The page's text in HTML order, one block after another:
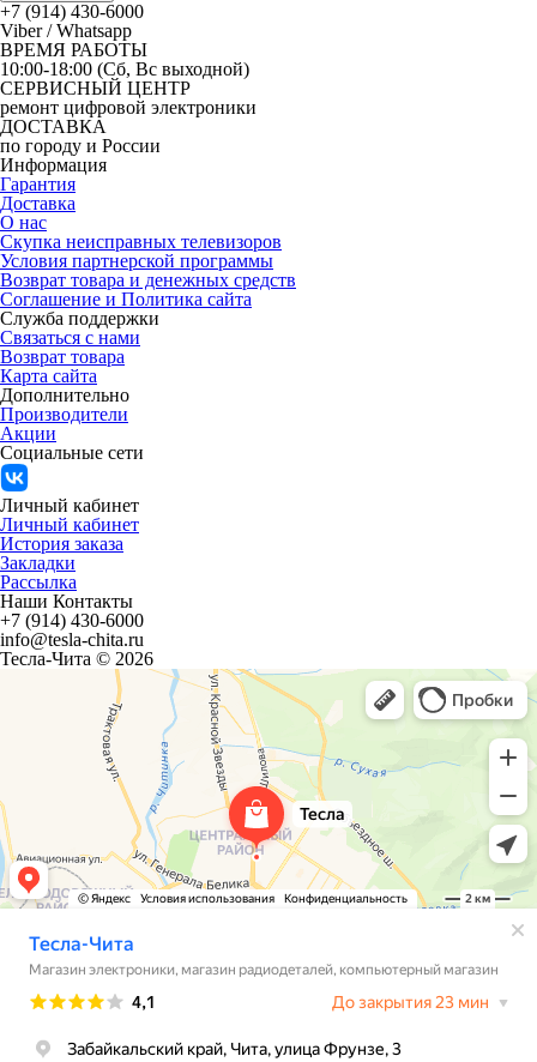
+7 (914) 430-6000
Viber / Whatsapp
ВРЕМЯ РАБОТЫ
10:00-18:00 (Сб, Вс выходной)
СЕРВИСНЫЙ ЦЕНТР
ремонт цифровой электроники
ДОСТАВКА
по городу и России
Информация
Гарантия
Доставка
О нас
Скупка неисправных телевизоров
Условия партнерской программы
Возврат товара и денежных средств
Соглашение и Политика сайта
Служба поддержки
Связаться с нами
Возврат товара
Карта сайта
Дополнительно
Производители
Акции
Социальные сети
Личный кабинет
Личный кабинет
История заказа
Закладки
Рассылка
Наши Контакты
+7 (914) 430-6000
info@tesla-chita.ru
Тесла-Чита © 2026